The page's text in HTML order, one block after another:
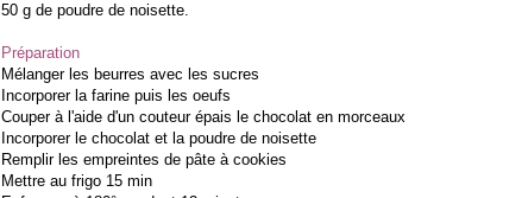
50 g de poudre de noisette.
Préparation
Mélanger les beurres avec les sucres
Incorporer la farine puis les oeufs
Couper à l'aide d'un couteur épais le chocolat en morceaux
Incorporer le chocolat et la poudre de noisette
Remplir les empreintes de pâte à cookies
Mettre au frigo 15 min